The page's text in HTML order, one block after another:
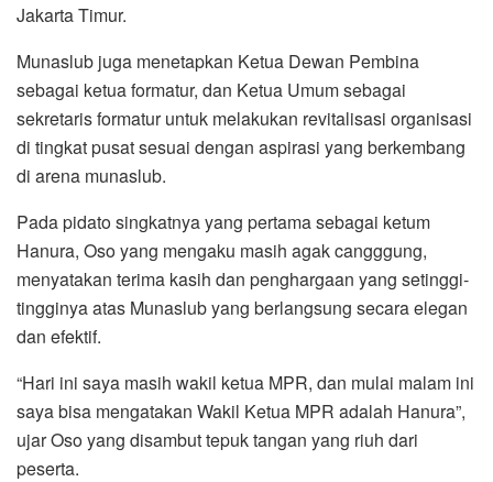
Jakarta Timur.
Munaslub juga menetapkan Ketua Dewan Pembina
sebagai ketua formatur, dan Ketua Umum sebagai
sekretaris formatur untuk melakukan revitalisasi organisasi
di tingkat pusat sesuai dengan aspirasi yang berkembang
di arena munaslub.
Pada pidato singkatnya yang pertama sebagai ketum
Hanura, Oso yang mengaku masih agak cangggung,
menyatakan terima kasih dan penghargaan yang setinggi-
tingginya atas Munaslub yang berlangsung secara elegan
dan efektif.
“Hari ini saya masih wakil ketua MPR, dan mulai malam ini
saya bisa mengatakan Wakil Ketua MPR adalah Hanura”,
ujar Oso yang disambut tepuk tangan yang riuh dari
peserta.